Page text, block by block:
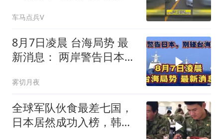
车马点兵V
8月7日凌晨 台海局势 最
新消息： 两岸警告日本，
雾切月夜
全球军队伙食最差七国，
日本居然成功入榜，韩国